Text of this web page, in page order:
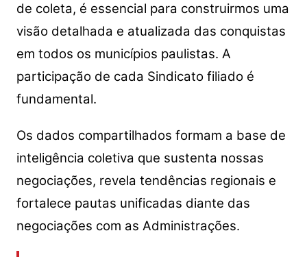
de coleta, é essencial para construirmos uma
visão detalhada e atualizada das conquistas
em todos os municípios paulistas. A
participação de cada Sindicato filiado é
fundamental.
Os dados compartilhados formam a base de
inteligência coletiva que sustenta nossas
negociações, revela tendências regionais e
fortalece pautas unificadas diante das
negociações com as Administrações.